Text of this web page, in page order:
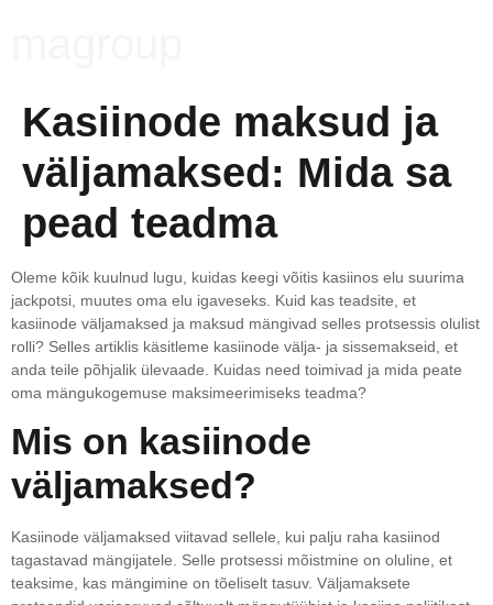
Kasiinode maksud ja
väljamaksed: Mida sa
pead teadma
Oleme kõik kuulnud lugu, kuidas keegi võitis kasiinos elu suurima
jackpotsi, muutes oma elu igaveseks. Kuid kas teadsite, et
kasiinode väljamaksed ja maksud mängivad selles protsessis olulist
rolli? Selles artiklis käsitleme kasiinode välja- ja sissemakseid, et
anda teile põhjalik ülevaade. Kuidas need toimivad ja mida peate
oma mängukogemuse maksimeerimiseks teadma?
Mis on kasiinode
väljamaksed?
Kasiinode väljamaksed viitavad sellele, kui palju raha kasiinod
tagastavad mängijatele. Selle protsessi mõistmine on oluline, et
teaksime, kas mängimine on tõeliselt tasuv. Väljamaksete